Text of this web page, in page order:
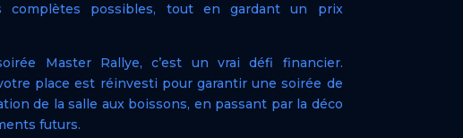
complètes possibles, tout en gardant un prix
Master Rallye, c’est un vrai défi financier.
place est réinvesti pour garantir une soirée de
de la salle aux boissons, en passant par la déco
futurs.